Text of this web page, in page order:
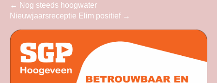
Bericht
navigatie
← Nog steeds hoogwater
Nieuwjaarsreceptie Elim positief →